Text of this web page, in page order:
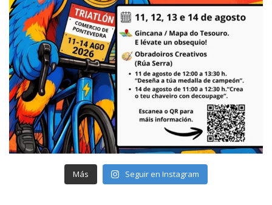
Más Seguir en Instagram